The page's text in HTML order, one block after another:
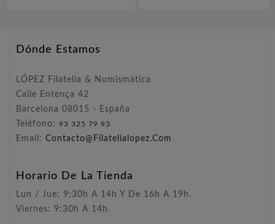
Dónde Estamos
LÓPEZ Filatelia & Numismática
Calle Entença 42
Barcelona 08015 - España
Teléfono: 93 325 79 93
Email: Contacto@filatelialopez.com
Horario De La Tienda
Lun / Jue: 9:30h A 14h Y De 16h A 19h.
Viernes: 9:30h A 14h.